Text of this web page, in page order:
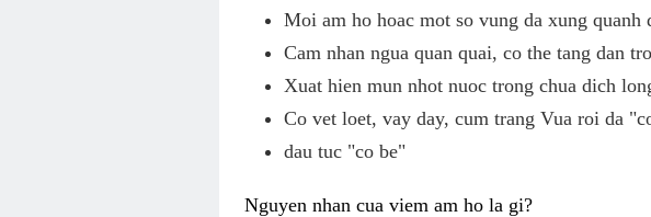
Moi am ho hoac mot so vung da xung quanh
Cam nhan ngua quan quai, co the tang dan
Xuat hien mun nhot nuoc trong chua dich
Co vet loet, vay day, cum trang Vua roi da
dau tuc "co be"
Nguyen nhan cua viem am ho la gi?